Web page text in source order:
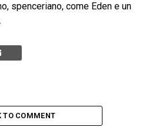
spenceriano, come Eden e un
TO COMMENT